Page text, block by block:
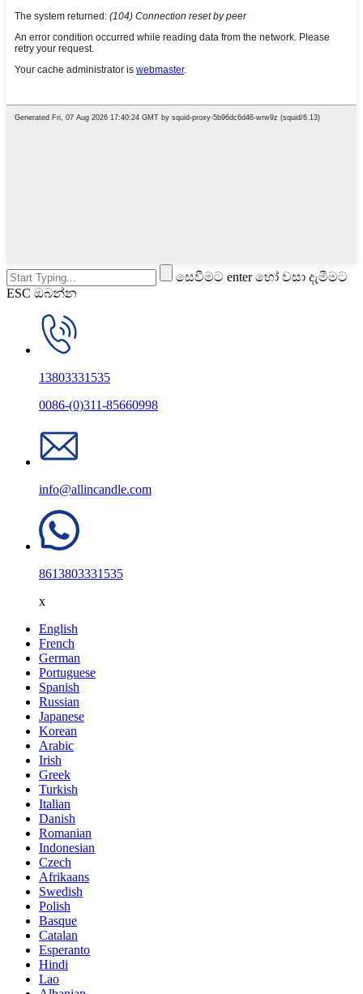
සෙවීමට enter හෝ වසා දැමීමට
ESC ඔබන්න
13803331535
0086-(0)311-85660998
info@allincandle.com
8613803331535
x
English
French
German
Portuguese
Spanish
Russian
Japanese
Korean
Arabic
Irish
Greek
Turkish
Italian
Danish
Romanian
Indonesian
Czech
Afrikaans
Swedish
Polish
Basque
Catalan
Esperanto
Hindi
Lao